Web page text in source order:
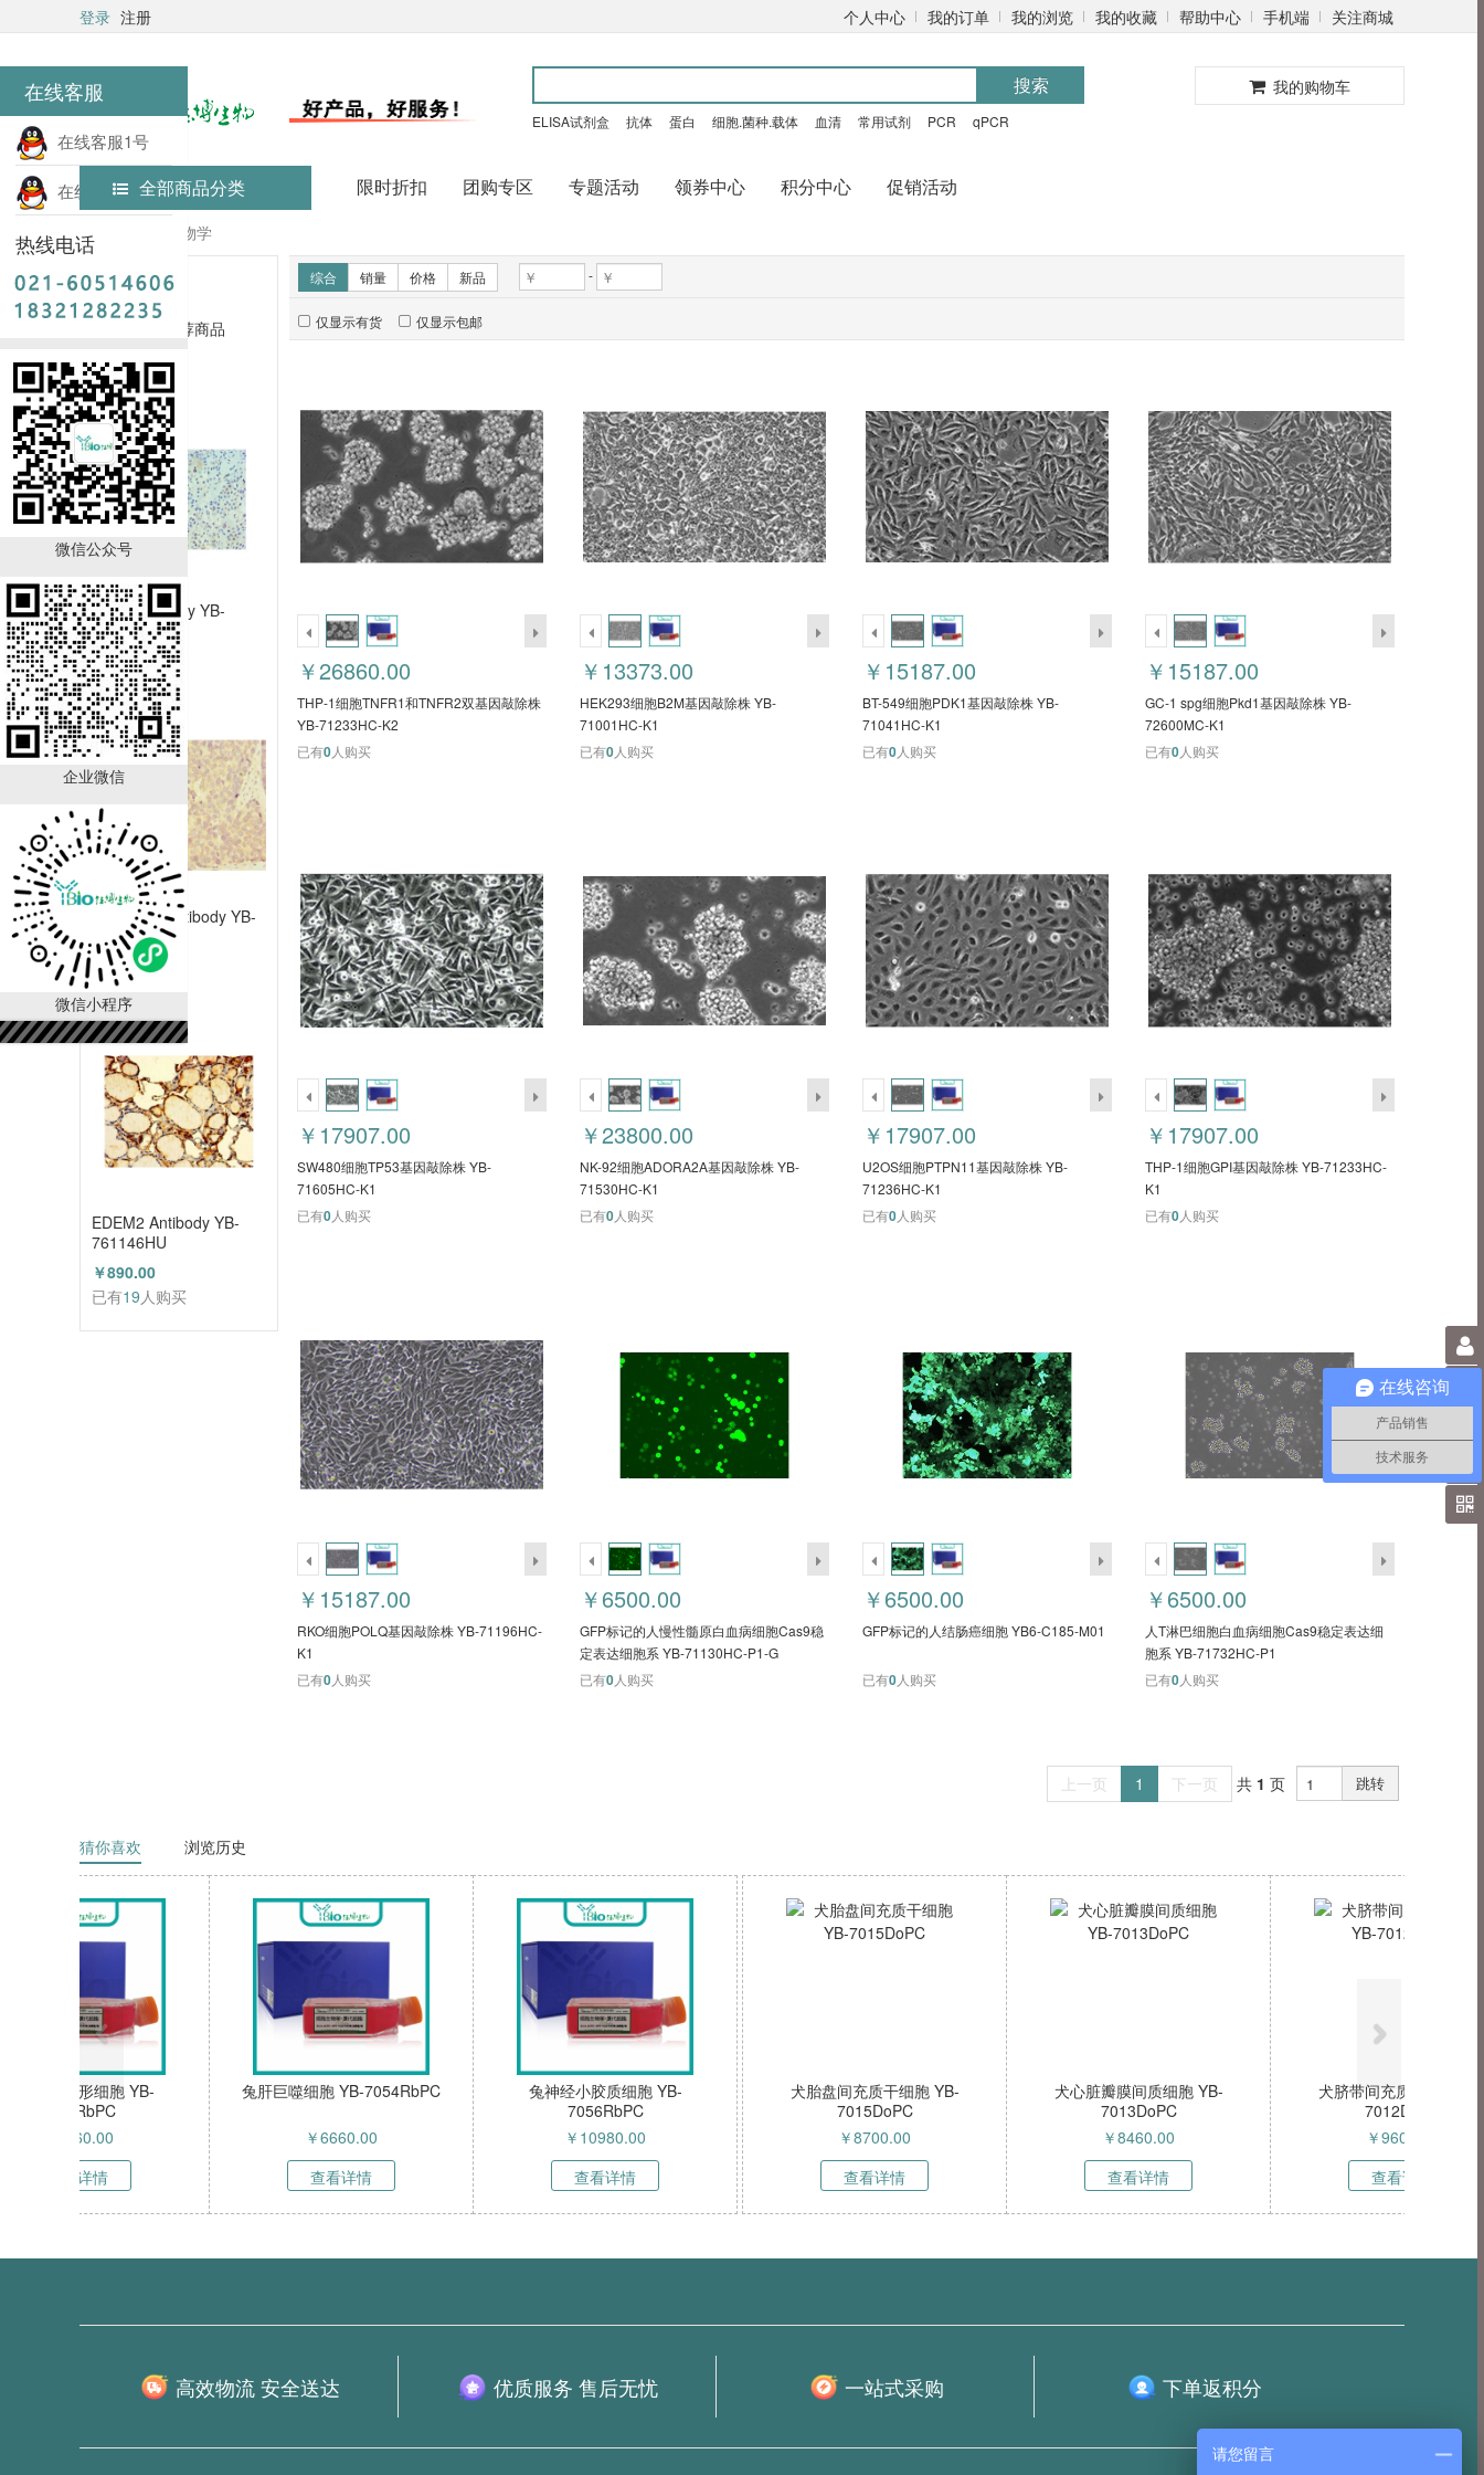
在线客服
在线客服1号
在线客服2号
热线电话
微信公众号
企业微信
微信小程序
登录 注册 个人中心 我的订单 我的浏览 我的收藏 帮助中心 手机端 关注商城
搜索
ELISA试剂盒 抗体 蛋白 细胞.菌种.载体 血清 常用试剂 PCR qPCR
我的购物车
全部商品分类 限时折扣 团购专区 专题活动 领券中心 积分中心 促销活动
首页
细胞生物学
新品推荐
暂无推荐商品
销量排行
TFF1 Antibody YB-
723431HU
￥890.00
已有21 人购买
GALNT12 Antibody YB-
714224HU
￥890.00
已有
EDEM2 Antibody YB-
761146HU
￥890.00
已有19人购买
综合 销量 价格 新品 -
仅显示有货 仅显示包邮
￥26860.00
THP-1细胞TNFR1和TNFR2双基因敲除株
YB-71233HC-K2
已有0人购买
￥13373.00
HEK293细胞B2M基因敲除株 YB-
71001HC-K1
已有0人购买
￥15187.00
BT-549细胞PDK1基因敲除株 YB-
71041HC-K1
已有0人购买
￥15187.00
GC-1 spg细胞Pkd1基因敲除株 YB-
72600MC-K1
已有0人购买
￥17907.00
SW480细胞TP53基因敲除株 YB-
71605HC-K1
已有0人购买
￥23800.00
NK-92细胞ADORA2A基因敲除株 YB-
71530HC-K1
已有0人购买
￥17907.00
U2OS细胞PTPN11基因敲除株 YB-
71236HC-K1
已有0人购买
￥17907.00
THP-1细胞GPI基因敲除株 YB-71233HC-
K1
已有0人购买
￥15187.00
RKO细胞POLQ基因敲除株 YB-71196HC-
K1
已有0人购买
￥6500.00
GFP标记的人慢性髓原白血病细胞Cas9稳
定表达细胞系 YB-71130HC-P1-G
已有0人购买
￥6500.00
GFP标记的人结肠癌细胞 YB6-C185-M01
已有0人购买
￥6500.00
人T淋巴细胞白血病细胞Cas9稳定表达细
胞系 YB-71732HC-P1
已有0人购买
上一页 1 下一页 共 1 页 跳转
猜你喜欢 浏览历史
犬胎盘间充质干细胞 YB-
7015DoPC
8700.00
查看详情
犬心脏瓣膜间质细胞 YB-
7013DoPC
8460.00
查看详情
犬脐带间充质干细胞 YB-
7012DoPC
9600.00
查看详情
犬卵巢成纤维细胞 YB-
7014DoPC
6780.00
查看详情
犬视网膜星形细胞 YB-
7010DoPC
15900.00
查看详情
高效物流 安全送达 优质服务 售后无忧 一站式采购 下单返积分
在线咨询
产品销售
技术服务
请您留言